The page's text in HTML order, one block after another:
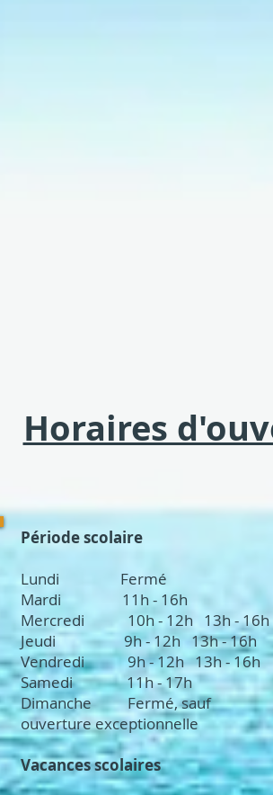
Horaires
Période scolaire
Lundi Fermé
Mardi 11h - 16h
Mercredi 10h - 12h 13h - 16h
Jeudi 9h - 12h 13h - 16h
Vendredi 9h - 12h 13h - 16h
Samedi 11h - 17h
Dimanche Fermé, sauf
ouvertureexceptionnelle
Vacances scolaires